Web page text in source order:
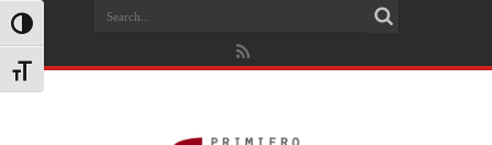
Attiva/disattiva alto contrasto
Attiva/disattiva dimensione testo